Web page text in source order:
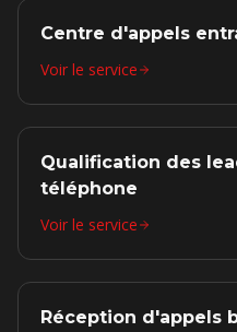
Centre d'appels
Voir le service
Qualification des
téléphone
Voir le service
Réception d'appels